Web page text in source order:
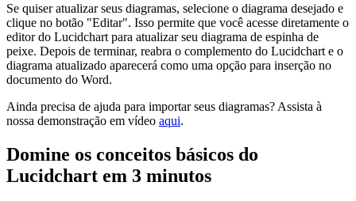
Se quiser atualizar seus diagramas, selecione o diagrama desejado e
clique no botão "Editar". Isso permite que você acesse diretamente o
editor do Lucidchart para atualizar seu diagrama de espinha de
peixe. Depois de terminar, reabra o complemento do Lucidchart e o
diagrama atualizado aparecerá como uma opção para inserção no
documento do Word.
Ainda precisa de ajuda para importar seus diagramas? Assista à
nossa demonstração em vídeo aqui.
Domine os conceitos básicos do
Lucidchart em 3 minutos